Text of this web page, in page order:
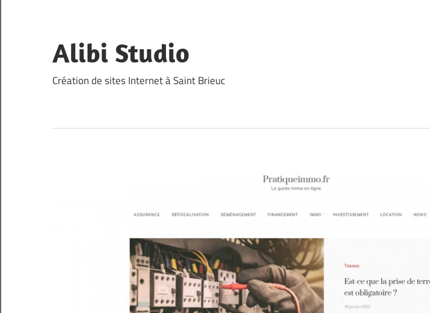
content
Alibi Studio
Création de sites Internet à Saint Brieuc